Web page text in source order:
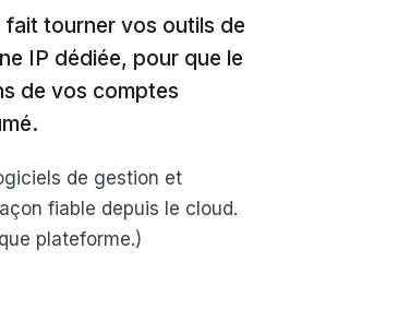
fait tourner vos outils de
IP dédiée, pour que le
de vos comptes
de gestion et
fiable depuis le cloud.
plateforme.)